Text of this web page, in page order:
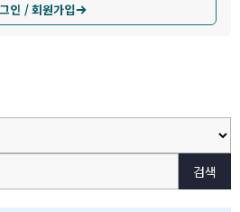
인 / 회원가입
검색